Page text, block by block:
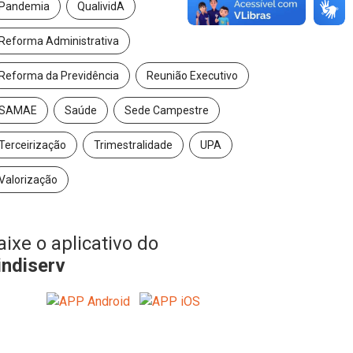
QualividA
Administrativa
da Previdência Reunião Executivo
Saúde Sede Campestre
Trimestralidade UPA
o aplicativo do